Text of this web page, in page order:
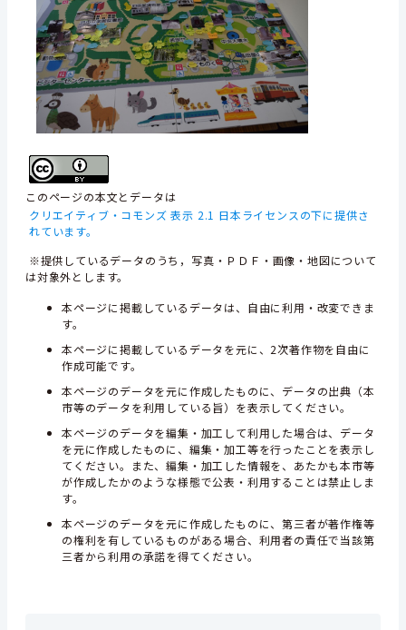
このページの本文とデータは
クリエイティブ・コモンズ 表示 2.1 日本ライセンスの下に提供さ
れています。
※提供しているデータのうち，写真・ＰＤＦ・画像・地図について
は対象外とします。
本ページに掲載しているデータは、自由に利用・改変できま
す。
本ページに掲載しているデータを元に、2次著作物を自由に
作成可能です。
本ページのデータを元に作成したものに、データの出典（本
市等のデータを利用している旨）を表示してください。
本ページのデータを編集・加工して利用した場合は、データ
を元に作成したものに、編集・加工等を行ったことを表示し
てください。また、編集・加工した情報を、あたかも本市等
が作成したかのような様態で公表・利用することは禁止しま
す。
本ページのデータを元に作成したものに、第三者が著作権等
の権利を有しているものがある場合、利用者の責任で当該第
三者から利用の承諾を得てください。